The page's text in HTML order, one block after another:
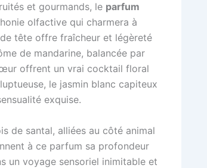
et gourmands, le parfum
olfactive qui charmera à
tête offre fraîcheur et légèreté
de mandarine, balancée par
offrent un vrai cocktail floral
le jasmin blanc capiteux
exquise.
de santal, alliées au côté animal
à ce parfum sa profondeur
un voyage sensoriel inimitable et